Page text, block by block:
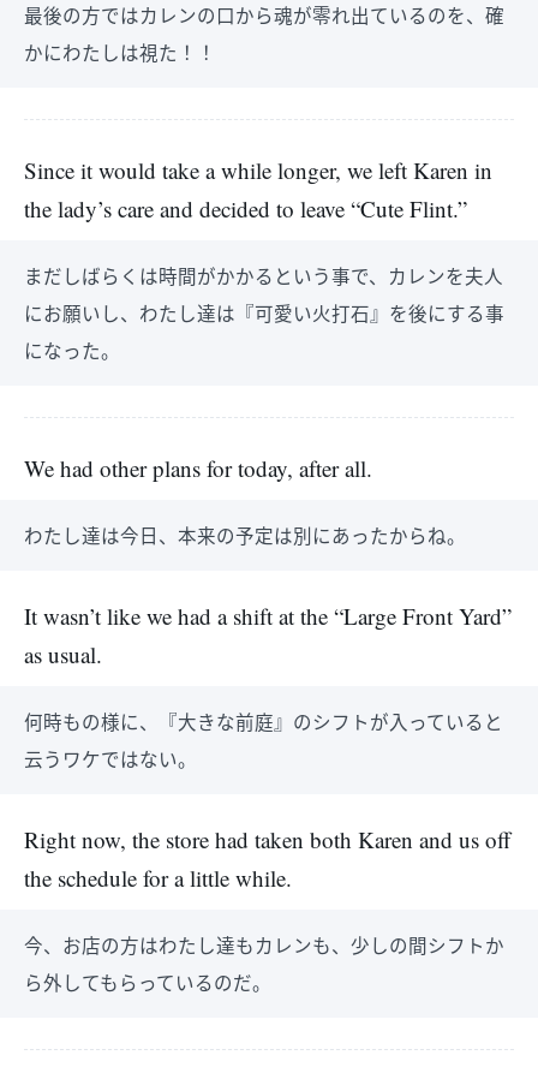
最後の方ではカレンの口から魂が零れ出ているのを、確
かにわたしは視た！！
Since it would take a while longer, we left Karen in
the lady’s care and decided to leave “Cute Flint.”
まだしばらくは時間がかかるという事で、カレンを夫人
にお願いし、わたし達は『可愛い火打石』を後にする事
になった。
We had other plans for today, after all.
わたし達は今日、本来の予定は別にあったからね。
It wasn’t like we had a shift at the “Large Front Yard”
as usual.
何時もの様に、『大きな前庭』のシフトが入っていると
云うワケではない。
Right now, the store had taken both Karen and us off
the schedule for a little while.
今、お店の方はわたし達もカレンも、少しの間シフトか
ら外してもらっているのだ。